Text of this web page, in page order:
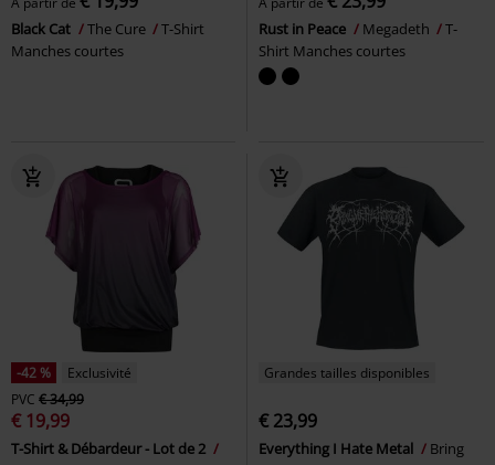
Black Cat The Cure
T-Shirt
Manches courtes
Rust in Peace Megadeth
T-
Shirt Manches courtes
-42 %
Exclusivité
PVC € 34,99
€ 19,99
T-Shirt & Débardeur - Lot de 2
Grandes tailles disponibles
€ 23,99
Everything I Hate Metal
Bring